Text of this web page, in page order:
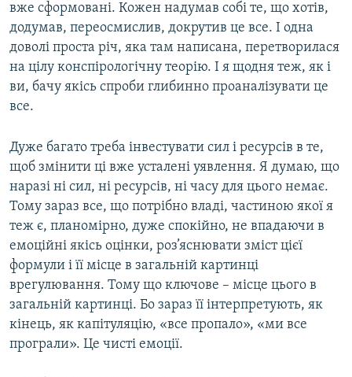
вже сформовані. Кожен надумав собі те, що хотів,
додумав, переосмислив, докрутив це все. І одна
доволі проста річ, яка там написана, перетворилася
на цілу конспірологічну теорію. І я щодня теж, як і
ви, бачу якісь спроби глибинно проаналізувати це
все.
Дуже багато треба інвестувати сил і ресурсів в те,
щоб змінити ці вже усталені уявлення. Я думаю, що
наразі ні сил, ні ресурсів, ні часу для цього немає.
Тому зараз все, що потрібно владі, частиною якої я
теж є, планомірно, дуже спокійно, не впадаючи в
емоційні якісь оцінки, роз’яснювати зміст цієї
формули і її місце в загальній картинці
врегулювання. Тому що ключове – місце цього в
загальній картинці. Бо зараз її інтерпретують, як
кінець, як капітуляцію, «все пропало», «ми все
програли». Це чисті емоції.